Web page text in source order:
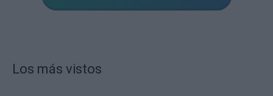
Los más vistos